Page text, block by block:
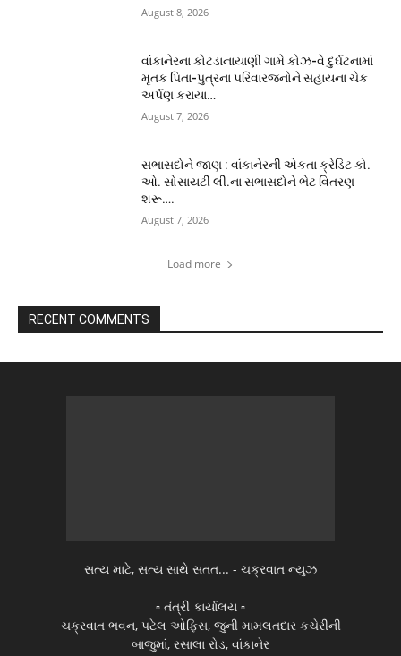
August 8, 2026
વાંકાનેરના કોટડાનાયાણી ગામે કોઝ-વે દુર્ઘટનામાં
મૃતક પિતા-પુત્રના પરિવારજનોને સહાયના ચેક
અર્પણ કરાયા…
August 7, 2026
સભાસદોને જાણ : વાંકાનેરની એકતા ક્રેડિટ કો.
ઓ. સોસાયટી લી.ના સભાસદોને ભેટ વિતરણ
શરૂ….
August 7, 2026
Load more
RECENT COMMENTS
સત્ય માટે, સત્ય સાથે સતત... - ચક્રવાત ન્યુઝ
▫️ તંત્રી કાર્યાલય ▫️
ચક્રવાત ભવન, પટેલ ઓફિસ, જુની મામલતદાર કચેરીની
બાજુમાં, રસાલા રોડ, વાંકાનેર